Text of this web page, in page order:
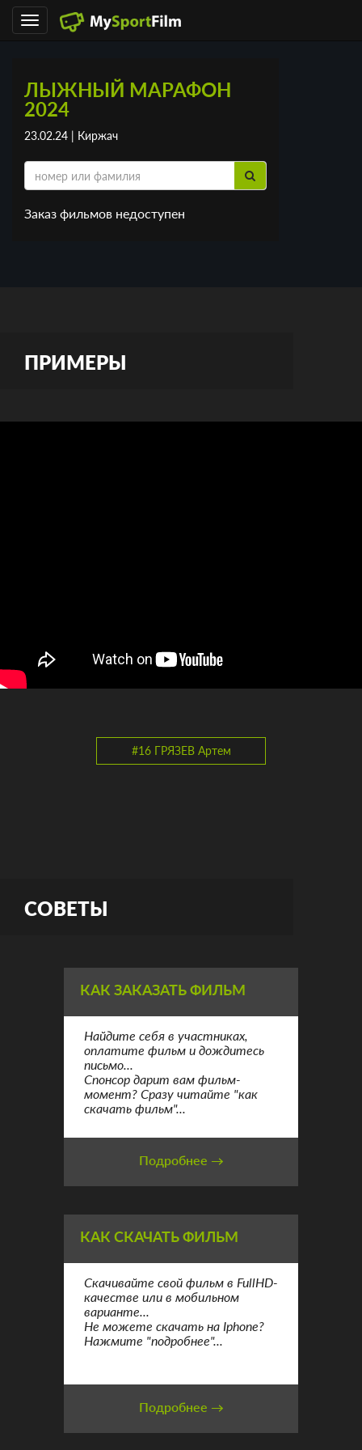
Toggle
ЛЫЖНЫЙ МАРАФОН
2024
23.02.24 | Киржач
Заказ фильмов недоступен
ПРИМЕРЫ
#16 ГРЯЗЕВ Артем
СОВЕТЫ
КАК ЗАКАЗАТЬ ФИЛЬМ
Найдите себя в участниках,
оплатите фильм и дождитесь
письмо...
Спонсор дарит вам фильм-
момент? Сразу читайте "как
скачать фильм"...
Подробнее →
КАК СКАЧАТЬ ФИЛЬМ
Скачивайте свой фильм в FullHD-
качестве или в мобильном
варианте...
Не можете скачать на Iphone?
Нажмите "подробнее"...
Подробнее →